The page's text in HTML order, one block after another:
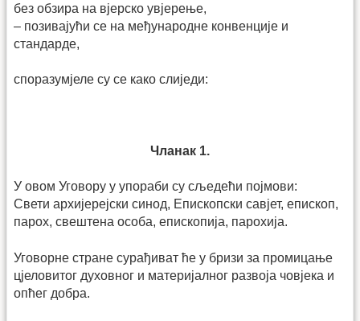
без обзира на вјерско увјерење,
– позивајући се на међународне конвенције и
стандарде,
споразумјеле су се како слиједи:
Чланак 1.
У овом Уговору у упораби су сљедећи појмови:
Свети архијерејски синод, Епископски савјет, епископ,
парох, свештена особа, епископија, парохија.
Уговорне стране сурађиват ће у бризи за промицање
цјеловитог духовног и материјалног развоја човјека и
опћег добра.